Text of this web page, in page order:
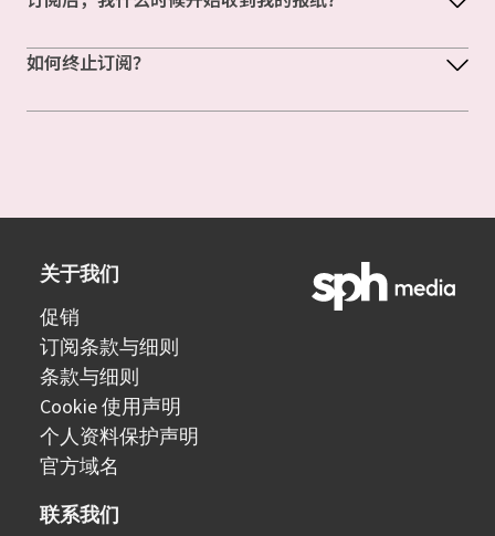
如何终止订阅？
关于我们
促销
订阅条款与细则
条款与细则
Cookie 使用声明
个人资料保护声明
官方域名
联系我们